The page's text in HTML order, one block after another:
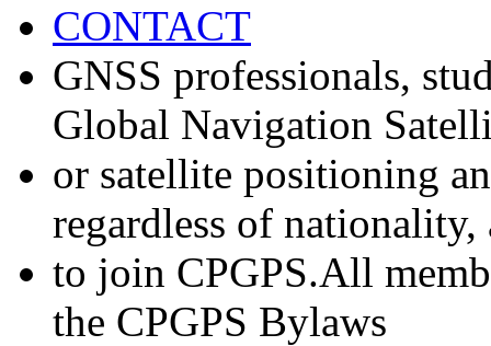
CONTACT
GNSS professionals,
Global Navigation
or satellite positioning
regardless of nationality,
to join CPGPS.All
the CPGPS Bylaws